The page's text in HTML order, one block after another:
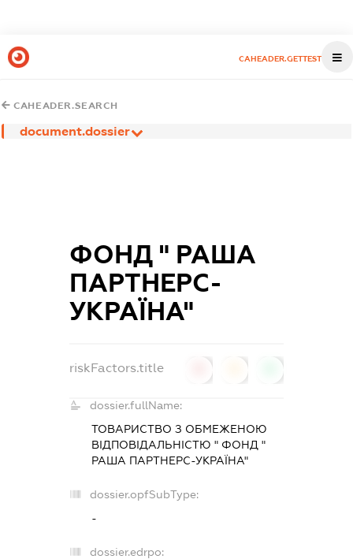
CAHEADER.GETTEST
CAHEADER.SEARCH
document.dossier
ФОНД " РАША
ПАРТНЕРС-
УКРАЇНА"
riskFactors.title
dossier.fullName:
ТОВАРИСТВО З ОБМЕЖЕНОЮ
ВІДПОВІДАЛЬНІСТЮ " ФОНД "
РАША ПАРТНЕРС-УКРАЇНА"
dossier.opfSubType:
-
dossier.edrpo: